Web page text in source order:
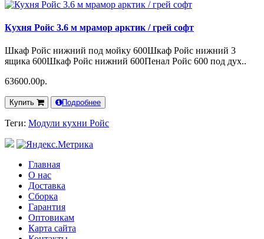
Кухня Ройс 3.6 м мрамор арктик / грей софт
Шкаф Ройс нижний под мойку 600Шкаф Ройс нижний 3
ящика 600Шкаф Ройс нижний 600Пенал Ройс 600 под дух..
63600.00р.
Купить Подробнее
Теги: Модули кухни Ройс
Главная
О нас
Доставка
Сборка
Гарантия
Оптовикам
Карта сайта